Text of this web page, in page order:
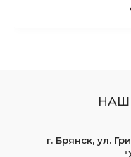
г. Брянск, ул.